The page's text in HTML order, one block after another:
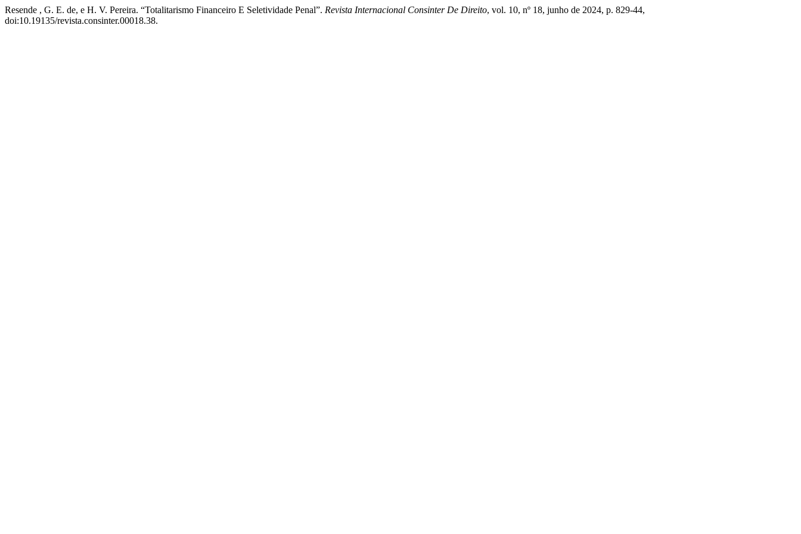
Resende , G. E. de, e H. V. Pereira. “Totalitarismo Financeiro E Seletividade Penal”. Revista Internacional Consinter De Direito, vol. 10, nº 18, junho de 2024, p. 829-44,
doi:10.19135/revista.consinter.00018.38.